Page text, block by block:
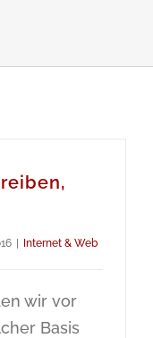
Internet & Web
wir vor
Basis